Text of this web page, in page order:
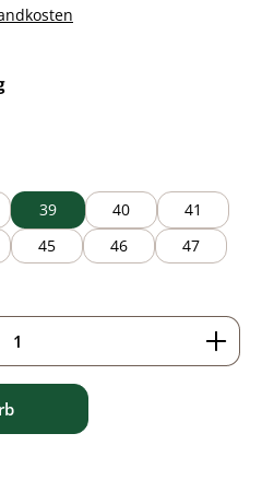
auswählen
39 40
41
45 46
47
gewünschten Wert ein